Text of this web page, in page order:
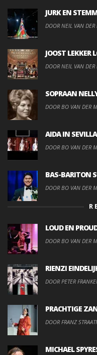
JURK EN
DOOR NEIL VAN
JOOST LEKKER
DOOR NEIL VAN
SOPRAAN
DOOR BO VAN DER
AIDA IN
DOOR BO VAN DER
BAS-BARITON
DOOR BO VAN DER
LOUD EN
DOOR BO VAN DER
RIENZI
DOOR PETER
PRACHTIGE
DOOR FRANZ
MICHAEL